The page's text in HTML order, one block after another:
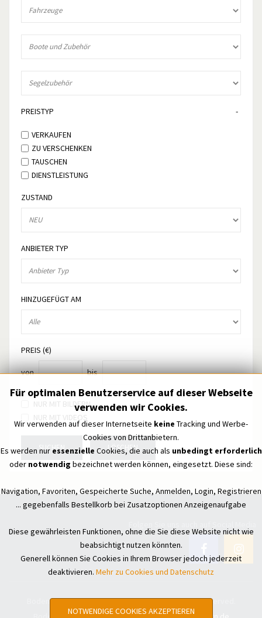
PREISTYP
VERKAUFEN
ZU VERSCHENKEN
TAUSCHEN
DIENSTLEISTUNG
ZUSTAND
ANBIETER TYP
HINZUGEFÜGT AM
PREIS (€)
von bis
NUR MIT BILDERN
NUR MIT VIDEOS
SUCHEN LÖSCHEN
Für optimalen Benutzerservice auf dieser Webseite
verwenden wir Cookies.
Wir verwenden auf dieser Internetseite keine Tracking und Werbe-
Cookies von Drittanbietern.
Es werden nur essenzielle Cookies, die auch als unbedingt erforderlich
oder notwendig bezeichnet werden können, eingesetzt. Diese sind:
Navigation, Favoriten, Gespeicherte Suche, Anmelden, Login, Registrieren
... gegebenfalls Bestellkorb bei Zusatzoptionen Anzeigenaufgabe
Diese gewährleisten Funktionen, ohne die Sie diese Website nicht wie
beabsichtigt nutzen könnten.
Generell können Sie Cookies in Ihrem Browser jedoch jederzeit
deaktivieren. Mehr zu Cookies und Datenschutz
NOTWENDIGE COOKIES AKZEPTIEREN
Bodensee Treffpunkt - Kleinanzeigen © All Rights Reserved.